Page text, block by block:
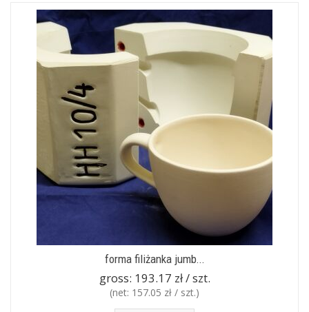
forma filiżanka jumb...
gross: 193.17 zł / szt.
(net: 157.05 zł / szt.)